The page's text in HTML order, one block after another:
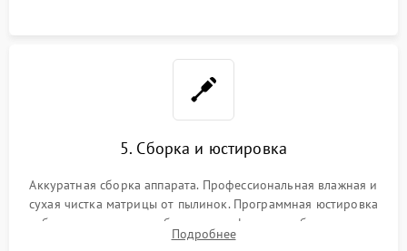
5. Сборка и юстировка
Аккуратная сборка аппарата. Профессиональная влажная и
сухая чистка матрицы от пылинок. Программная юстировка
рабочего отрезка, калибровка автофокуса, стабилизатора и
экспозамера с помощью сервисного ПО.
Подробнее